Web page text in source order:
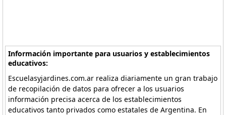
Información importante para usuarios y establecimientos
educativos:
Escuelasyjardines.com.ar realiza diariamente un gran trabajo
de recopilación de datos para ofrecer a los usuarios
información precisa acerca de los establecimientos
educativos tanto privados como estatales de Argentina. En